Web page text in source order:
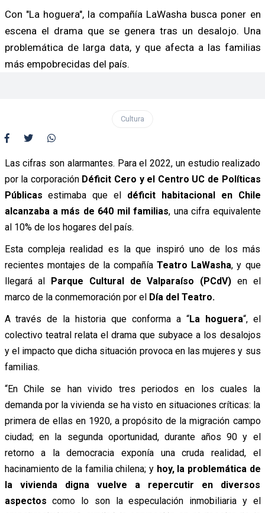
Con "La hoguera", la compañía LaWasha busca poner en
escena el drama que se genera tras un desalojo. Una
problemática de larga data, y que afecta a las familias
más empobrecidas del país.
Cultura
Las cifras son alarmantes. Para el 2022, un estudio realizado
por la corporación Déficit Cero y el Centro UC de Políticas
Públicas estimaba que el déficit habitacional en Chile
alcanzaba a más de 640 mil familias, una cifra equivalente
al 10% de los hogares del país.
Esta compleja realidad es la que inspiró uno de los más
recientes montajes de la compañíaTeatro LaWasha, y que
llegará al Parque Cultural de Valparaíso (PCdV) en el
marco de la conmemoración por elDía del Teatro.
A través de la historia que conforma a “La hoguera“, el
colectivo teatral relata el drama que subyace a los desalojos
y el impacto que dicha situación provoca en las mujeres y sus
familias.
“En Chile se han vivido tres periodos en los cuales la
demanda por la vivienda se ha visto en situaciones críticas: la
primera de ellas en 1920, a propósito de la migración campo
ciudad; en la segunda oportunidad, durante años 90 y el
retorno a la democracia exponía una cruda realidad, el
hacinamiento de la familia chilena; y hoy, la problemática de
la vivienda digna vuelve a repercutir en diversos
aspectos como lo son la especulación inmobiliaria y el